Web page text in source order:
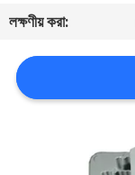
জন্য
আবেদন
লক্ষণীয় করা: